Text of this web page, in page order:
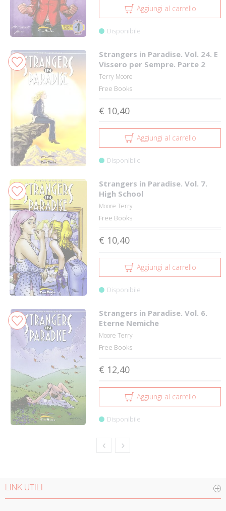
Aggiungi al carrello
Disponibile
Strangers in Paradise. Vol. 24. E
Vissero per Sempre. Parte 2
Terry Moore
Free Books
€ 10,40
Aggiungi al carrello
Disponibile
Strangers in Paradise. Vol. 7.
High School
Moore Terry
Free Books
€ 10,40
Aggiungi al carrello
Disponibile
Strangers in Paradise. Vol. 6.
Eterne Nemiche
Moore Terry
Free Books
€ 12,40
Aggiungi al carrello
Disponibile
LINK UTILI